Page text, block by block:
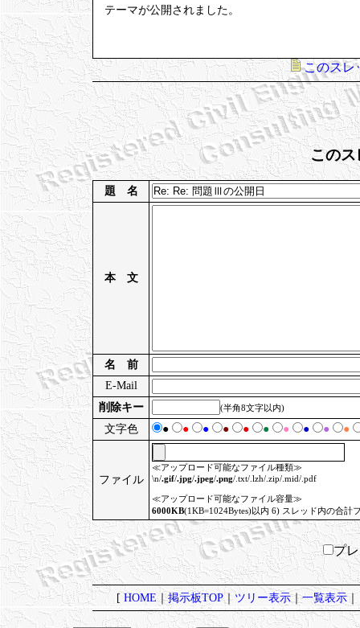
テーマが公開されました。
このスレ
このス
題 名
本 文
名 前
E-Mail
削除キー
(半角8文字以内)
文字色 ● ● ● ● ● ● ● ● ● ●
ファイル
≪アップロード可能なファイル種類≫
\n/.gif/.jpg/.jpeg/.png/.txt/.lzh/.zip/.mid/.pdf
≪アップロード可能なファイル容量≫
6000KB(1KB=1024Bytes)以内 6) スレッド内の合計
プ
[ HOME｜掲示板TOP｜ツリー表示｜一覧表示｜